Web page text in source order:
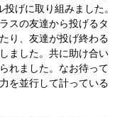
げに取り組みました。
スの友達から投げるタ
り、友達が投げ終わる
ました。共に助け合い
れました。なお待って
を並行して計っている